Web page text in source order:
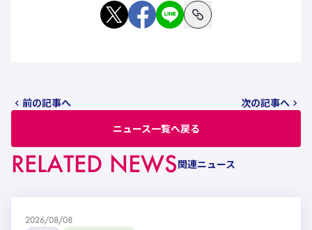
前の記事へ
ニュース一覧へ戻る
次の記事へ
RELATED NEWS関連ニュース
2026/08/08